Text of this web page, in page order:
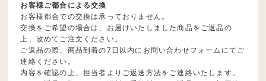
お客様ご都合による交換
お客様都合での交換は承っておりません。
交換をご希望の場合は、お届けいたしました商品をご返品の
上、改めてご注文ください。
ご返品の際、商品到着の7日以内にお問い合わせフォームにてご
連絡ください。
内容を確認の上、担当者よりご返送方法をご連絡いたします。